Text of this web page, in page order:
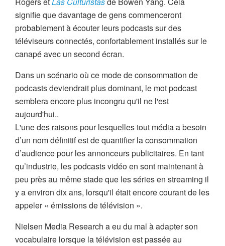
signifie que davantage de gens commenceront
probablement à écouter leurs podcasts sur des
téléviseurs connectés, confortablement installés sur le
canapé avec un second écran.
Dans un scénario où ce mode de consommation de
podcasts deviendrait plus dominant, le mot podcast
semblera encore plus incongru qu'il ne l'est
aujourd'hui..
L'une des raisons pour lesquelles tout média a besoin
d’un nom définitif est de quantifier la consommation
d’audience pour les annonceurs publicitaires. En tant
qu’industrie, les podcasts vidéo en sont maintenant à
peu près au même stade que les séries en streaming il
y a environ dix ans, lorsqu'il était encore courant de les
appeler « émissions de télévision ».
Nielsen Media Research a eu du mal à adapter son
vocabulaire lorsque la télévision est passée au